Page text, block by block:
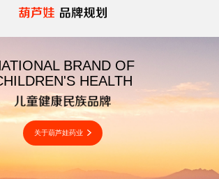
BRAND OF
HEALTH
关于葫芦娃药业
BRAND OF
HEALTH
关于葫芦娃药业
BRAND OF
HEALTH
关于葫芦娃药业
关于葫芦娃药业